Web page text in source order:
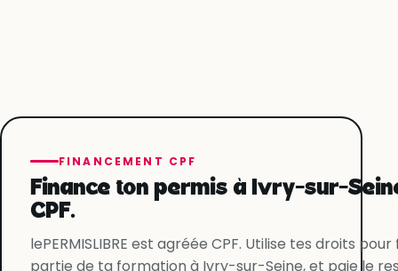
FINANCEMENT CPF
Finance ton permis à Ivry-sur-
CPF.
lePERMISLIBRE est agréée CPF. Utilise tes droits
partie de ta formation à Ivry-sur-Seine, et paie le